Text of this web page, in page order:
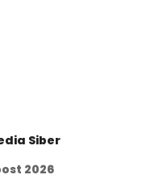
Siber
2026